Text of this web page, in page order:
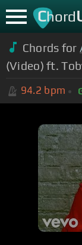
Chord
Chords for
(Video) ft.
94.2 bpm